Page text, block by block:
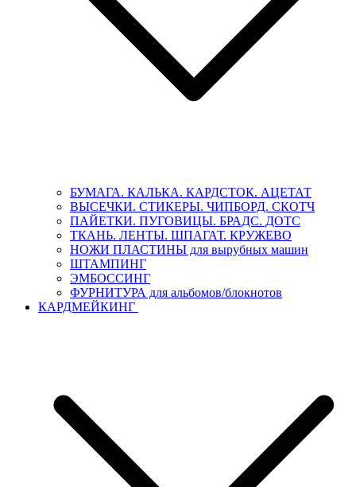
БУМАГА. КАЛЬКА. КАРДСТОК. АЦЕТАТ
ВЫСЕЧКИ. СТИКЕРЫ. ЧИПБОРД. СКОТЧ
ПАЙЕТКИ. ПУГОВИЦЫ. БРАДС. ДОТС
ТКАНЬ. ЛЕНТЫ. ШПАГАТ. КРУЖЕВО
НОЖИ ПЛАСТИНЫ для вырубных машин
ШТАМПИНГ
ЭМБОССИНГ
ФУРНИТУРА для альбомов/блокнотов
КАРДМЕЙКИНГ